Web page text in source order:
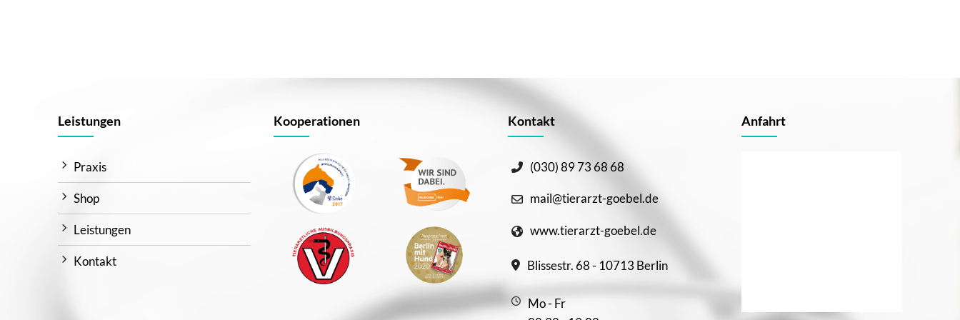
Leistungen
Praxis
Shop
Leistungen
Kontakt
Kooperationen Kontakt
(030) 89 73 68 68
mail@tierarzt-goebel.de
www.tierarzt-goebel.de
Blissestr. 68 - 10713 Berlin
Mo - Fr
Anfahrt